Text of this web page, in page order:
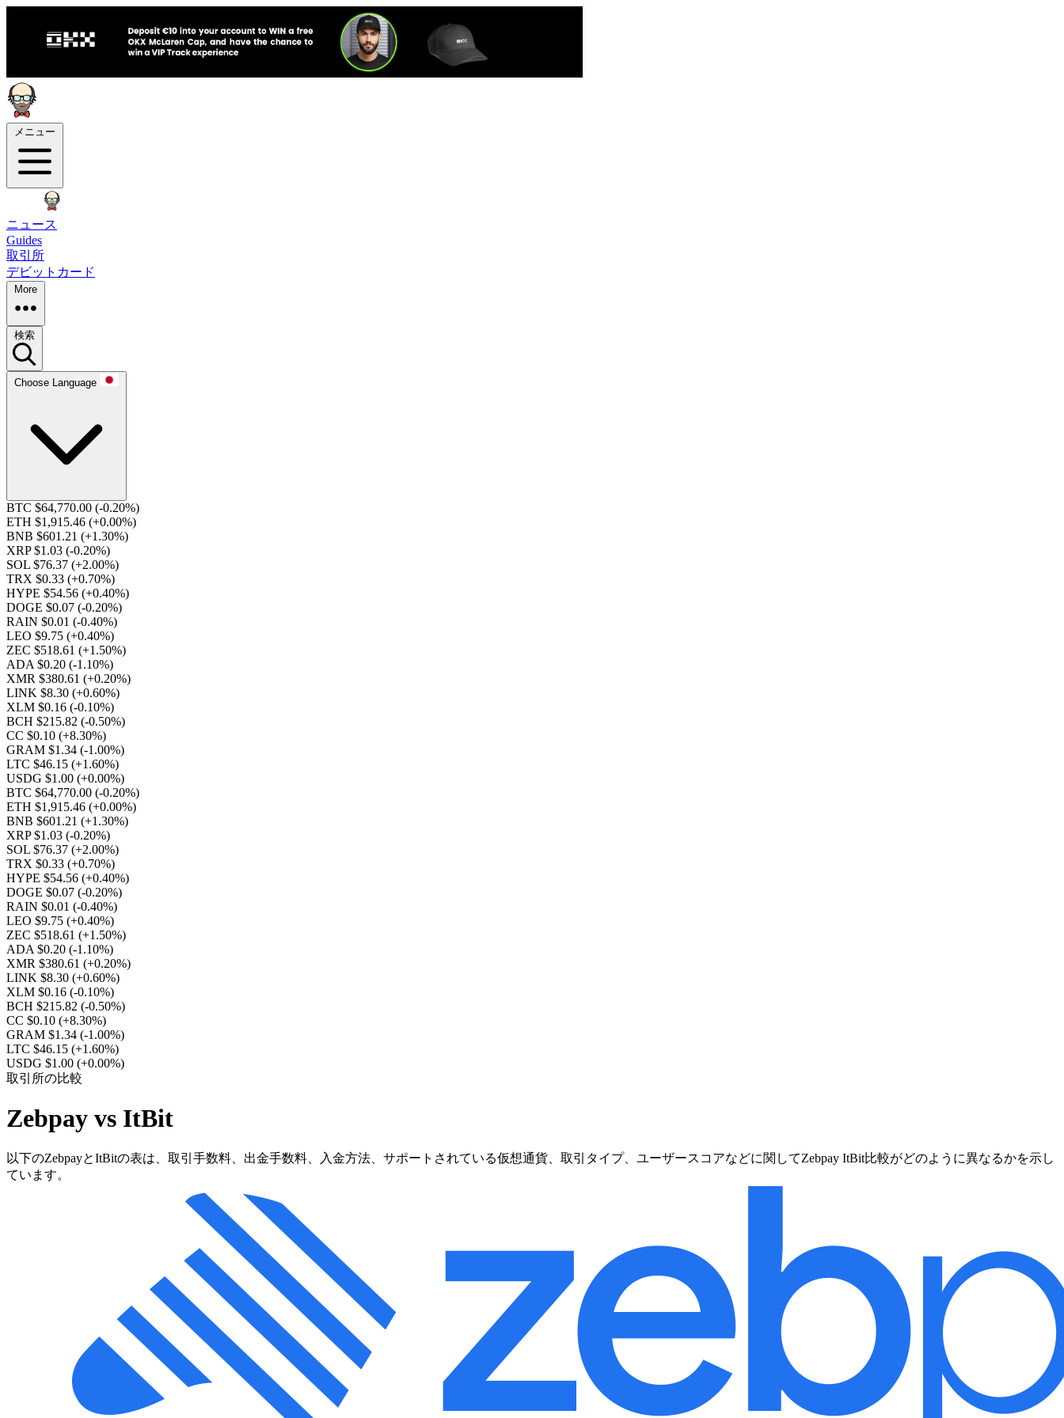
メニュー
ニュース
Guides
取引所
デビットカード
More
検索
Choose Language
BTC $64,770.00 (-0.20%)
ETH $1,915.46 (+0.00%)
BNB $601.21 (+1.30%)
XRP $1.03 (-0.20%)
SOL $76.37 (+2.00%)
TRX $0.33 (+0.70%)
HYPE $54.56 (+0.40%)
DOGE $0.07 (-0.20%)
RAIN $0.01 (-0.40%)
LEO $9.75 (+0.40%)
ZEC $518.61 (+1.50%)
ADA $0.20 (-1.10%)
XMR $380.61 (+0.20%)
LINK $8.30 (+0.60%)
XLM $0.16 (-0.10%)
BCH $215.82 (-0.50%)
CC $0.10 (+8.30%)
GRAM $1.34 (-1.00%)
LTC $46.15 (+1.60%)
USDG $1.00 (+0.00%)
BTC $64,770.00 (-0.20%)
ETH $1,915.46 (+0.00%)
BNB $601.21 (+1.30%)
XRP $1.03 (-0.20%)
SOL $76.37 (+2.00%)
TRX $0.33 (+0.70%)
HYPE $54.56 (+0.40%)
DOGE $0.07 (-0.20%)
RAIN $0.01 (-0.40%)
LEO $9.75 (+0.40%)
ZEC $518.61 (+1.50%)
ADA $0.20 (-1.10%)
XMR $380.61 (+0.20%)
LINK $8.30 (+0.60%)
XLM $0.16 (-0.10%)
BCH $215.82 (-0.50%)
CC $0.10 (+8.30%)
GRAM $1.34 (-1.00%)
LTC $46.15 (+1.60%)
USDG $1.00 (+0.00%)
取引所の比較
Zebpay vs ItBit
以下のZebpayとItBitの表は、取引手数料、出金手数料、入金方法、サポートされている仮想通貨、取引タイプ、ユーザースコアなどに関してZebpay ItBit比較がどのように異なるかを示し
ています。